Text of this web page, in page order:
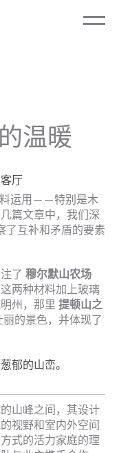
温暖
料运用——特别是木
篇文章中，我们深
了互补和矛盾的要素
了 穆尔默山农场
两种材料加上玻璃
州，那里 提顿山之
的景色，并体现了
山峰之间，其设计
视野和室内外空间
式的活力家庭的理